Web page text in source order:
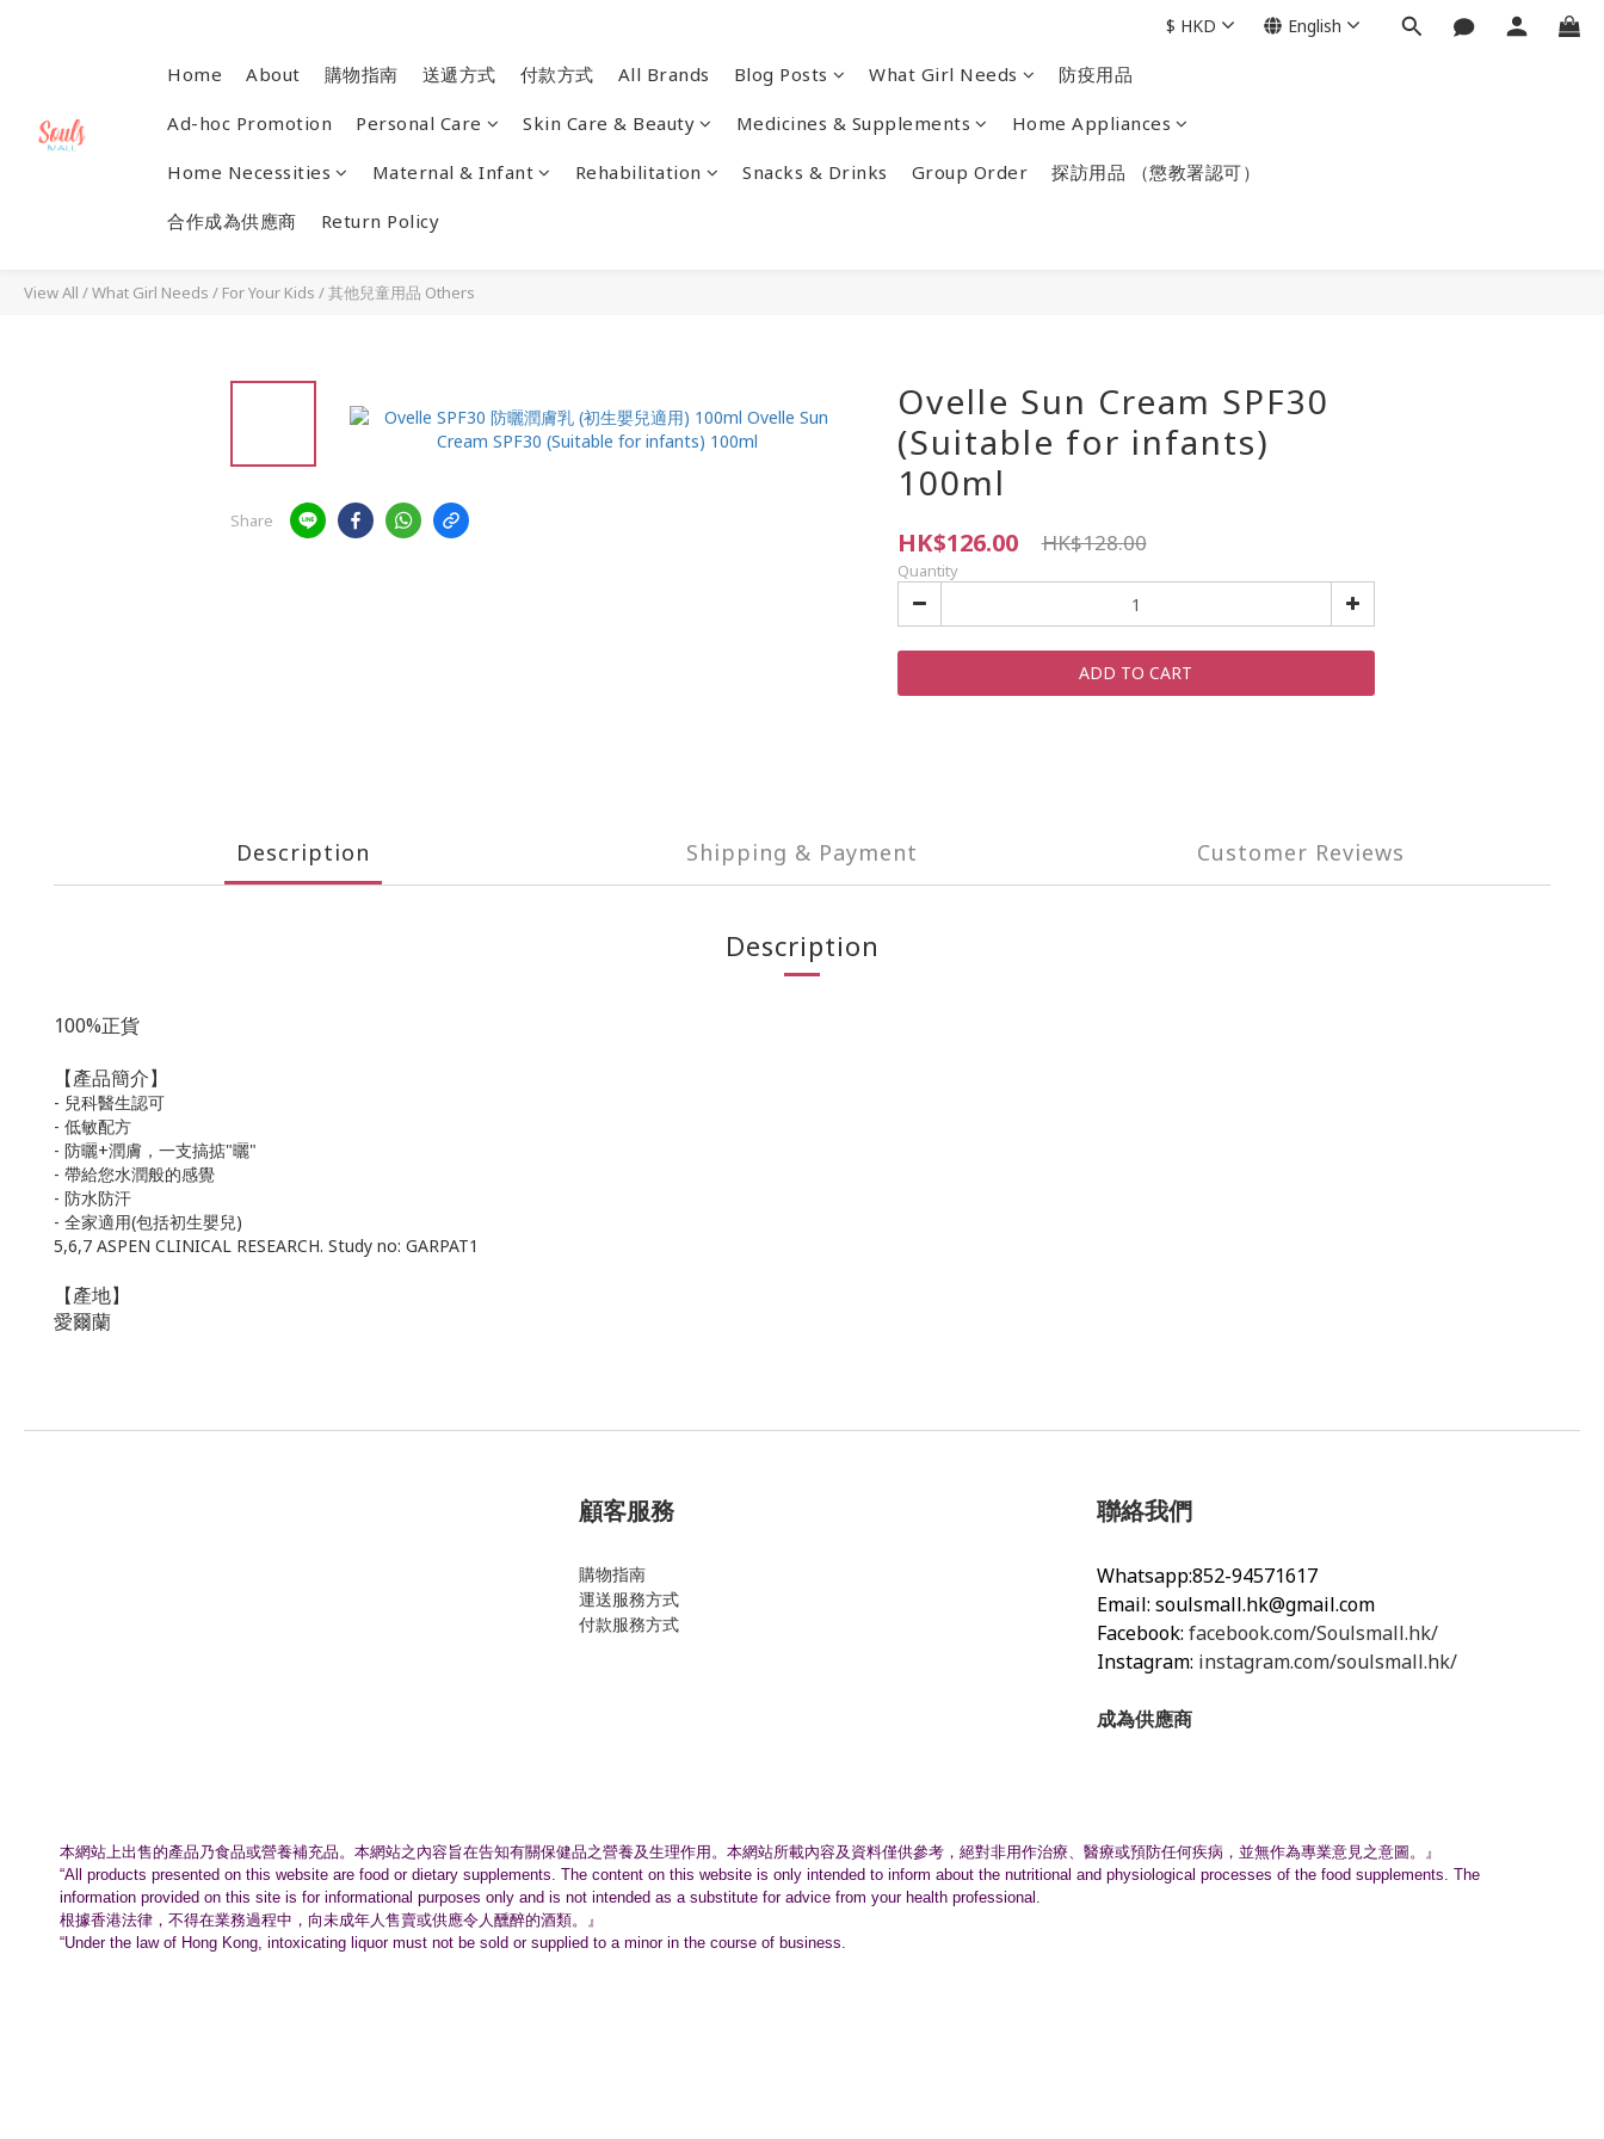
Home About 購物指南 送遞方式 付款方式 All Brands Blog Posts What Girl Needs 防疫用品
Ad-hoc Promotion Personal Care Skin Care & Beauty Medicines & Supplements Home Appliances
Home Necessities Maternal & Infant Rehabilitation Snacks & Drinks Group Order 探訪用品 （懲教署認可）
合作成為供應商 Return Policy
$ HKD English
View All /What Girl Needs / For Your Kids /其他兒童用品 Others
Share
Ovelle Sun Cream SPF30
(Suitable for infants)
100ml
HK$126.00 HK$128.00
Quantity
ADD TO CART
Description Shipping & Payment Customer Reviews
Description
100%正貨
【產品簡介】
- 兒科醫生認可
- 低敏配方
- 防曬+潤膚，一支搞掂"曬"
- 帶給您水潤般的感覺
- 防水防汗
- 全家適用(包括初生嬰兒)
5,6,7 ASPEN CLINICAL RESEARCH. Study no: GARPAT1
【產地】
愛爾蘭
顧客服務
購物指南
運送服務方式
付款服務方式
聯絡我們
Whatsapp:852-94571617
Email: soulsmall.hk@gmail.com
Facebook: facebook.com/Soulsmall.hk/
Instagram: instagram.com/soulsmall.hk/
成為供應商
本網站上出售的產品乃食品或營養補充品。 本網站之內容旨在告知有關保健品之營養及生理作用。 本網站所載內容及資料僅供參考，絕對非用作治療、 醫療或預防任何疾病，並無作為專業意見之意圖。』
“All products presented on this website are food or dietary supplements. The content on this website is only intended to inform about the nutritional and physiological processes of the food supplements. The
information provided on this site is for informational purposes only and is not intended as a substitute for advice from your health professional.
根據香港法律，不得在業務過程中， 向未成年人售賣或供應令人醺醉的酒類。』
“Under the law of Hong Kong, intoxicating liquor must not be sold or supplied to a minor in the course of business.